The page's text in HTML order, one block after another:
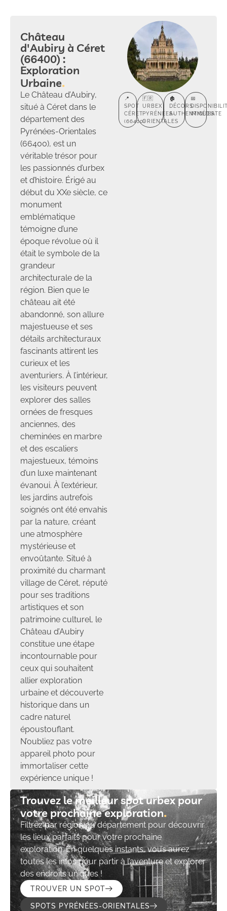
Château
d'Aubiry à Céret
(66400) :
Exploration
Urbaine
Le Château d’Aubiry,
situé à Céret dans le
département des
Pyrénées-Orientales
(66400), est un
véritable trésor pour
les passionnés d’urbex
et d’histoire. Érigé au
début du XXe siècle, ce
monument
emblématique
témoigne d’une
époque révolue où il
était le symbole de la
grandeur
architecturale de la
région. Bien que le
château ait été
abandonné, son allure
majestueuse et ses
détails architecturaux
fascinants attirent les
curieux et les
aventuriers. À l’intérieur,
les visiteurs peuvent
explorer des salles
ornées de fresques
anciennes, des
cheminées en marbre
et des escaliers
majestueux, témoins
d’un luxe maintenant
évanoui. À l’extérieur,
les jardins autrefois
soignés ont été envahis
par la nature, créant
une atmosphère
mystérieuse et
envoûtante. Situé à
proximité du charmant
village de Céret, réputé
pour ses traditions
artistiques et son
patrimoine culturel, le
Château d’Aubiry
constitue une étape
incontournable pour
ceux qui souhaitent
allier exploration
urbaine et découverte
historique dans un
cadre naturel
époustouflant.
N’oubliez pas votre
appareil photo pour
immortaliser cette
expérience unique !
📍
SPOT
CÉRET
(66400)
🇫🇷
URBEX
PYRÉNÉES-
ORIENTALES
🏚️
DÉCORS
AUTHENTIQUES
📅
IMMÉDIATE
Trouvez le meilleur spot urbex pour
votre prochaine exploration​
Filtrez par région ou département pour découvrir
les lieux parfaits pour votre prochaine
exploration. En quelques instants, vous aurez
toutes les infos pour partir à l’aventure et explorer
des endroits uniques !
TROUVER UN SPOT
SPOTS PYRÉNÉES-ORIENTALES